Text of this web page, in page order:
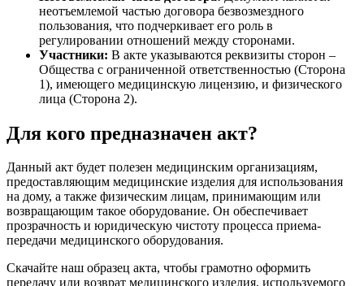
неотъемлемой частью договора безвозмездного
пользования, что подчеркивает его роль в
регулировании отношений между сторонами.
Участники: В акте указываются реквизиты сторон –
Общества с ограниченной ответственностью (Сторона
1), имеющего медицинскую лицензию, и физического
лица (Сторона 2).
Для кого предназначен акт?
Данный акт будет полезен медицинским организациям,
предоставляющим медицинские изделия для использования
на дому, а также физическим лицам, принимающим или
возвращающим такое оборудование. Он обеспечивает
прозрачность и юридическую чистоту процесса приема-
передачи медицинского оборудования.
Скачайте наш образец акта, чтобы грамотно оформить
передачу или возврат медицинского изделия, используемого